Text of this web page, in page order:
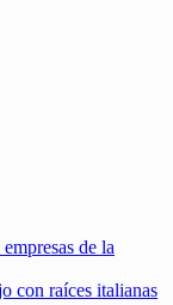
de la
con raíces italianas